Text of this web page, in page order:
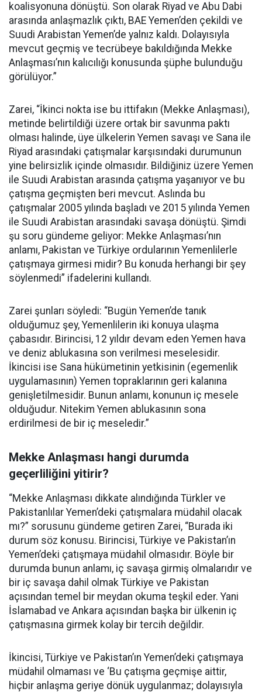
koalisyonuna dönüştü. Son olarak Riyad ve Abu Dabi
arasında anlaşmazlık çıktı, BAE Yemen’den çekildi ve
Suudi Arabistan Yemen’de yalnız kaldı. Dolayısıyla
mevcut geçmiş ve tecrübeye bakıldığında Mekke
Anlaşması’nın kalıcılığı konusunda şüphe bulunduğu
görülüyor.”
Zarei, “İkinci nokta ise bu ittifakın (Mekke Anlaşması),
metinde belirtildiği üzere ortak bir savunma paktı
olması halinde, üye ülkelerin Yemen savaşı ve Sana ile
Riyad arasındaki çatışmalar karşısındaki durumunun
yine belirsizlik içinde olmasıdır. Bildiğiniz üzere Yemen
ile Suudi Arabistan arasında çatışma yaşanıyor ve bu
çatışma geçmişten beri mevcut. Aslında bu
çatışmalar 2005 yılında başladı ve 2015 yılında Yemen
ile Suudi Arabistan arasındaki savaşa dönüştü. Şimdi
şu soru gündeme geliyor: Mekke Anlaşması’nın
anlamı, Pakistan ve Türkiye ordularının Yemenlilerle
çatışmaya girmesi midir? Bu konuda herhangi bir şey
söylenmedi” ifadelerini kullandı.
Zarei şunları söyledi: “Bugün Yemen’de tanık
olduğumuz şey, Yemenlilerin iki konuya ulaşma
çabasıdır. Birincisi, 12 yıldır devam eden Yemen hava
ve deniz ablukasına son verilmesi meselesidir.
İkincisi ise Sana hükümetinin yetkisinin (egemenlik
uygulamasının) Yemen topraklarının geri kalanına
genişletilmesidir. Bunun anlamı, konunun iç mesele
olduğudur. Nitekim Yemen ablukasının sona
erdirilmesi de bir iç meseledir.”
Mekke Anlaşması hangi durumda
geçerliliğini yitirir?
“Mekke Anlaşması dikkate alındığında Türkler ve
Pakistanlılar Yemen’deki çatışmalara müdahil olacak
mı?” sorusunu gündeme getiren Zarei, “Burada iki
durum söz konusu. Birincisi, Türkiye ve Pakistan’ın
Yemen’deki çatışmaya müdahil olmasıdır. Böyle bir
durumda bunun anlamı, iç savaşa girmiş olmalarıdır ve
bir iç savaşa dahil olmak Türkiye ve Pakistan
açısından temel bir meydan okuma teşkil eder. Yani
İslamabad ve Ankara açısından başka bir ülkenin iç
çatışmasına girmek kolay bir tercih değildir.
İkincisi, Türkiye ve Pakistan’ın Yemen’deki çatışmaya
müdahil olmaması ve ‘Bu çatışma geçmişe aittir,
hiçbir anlaşma geriye dönük uygulanmaz; dolayısıyla